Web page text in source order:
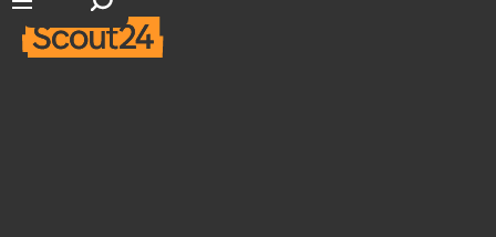
Hauptnavigation öffnen
Suchfeld öffnen